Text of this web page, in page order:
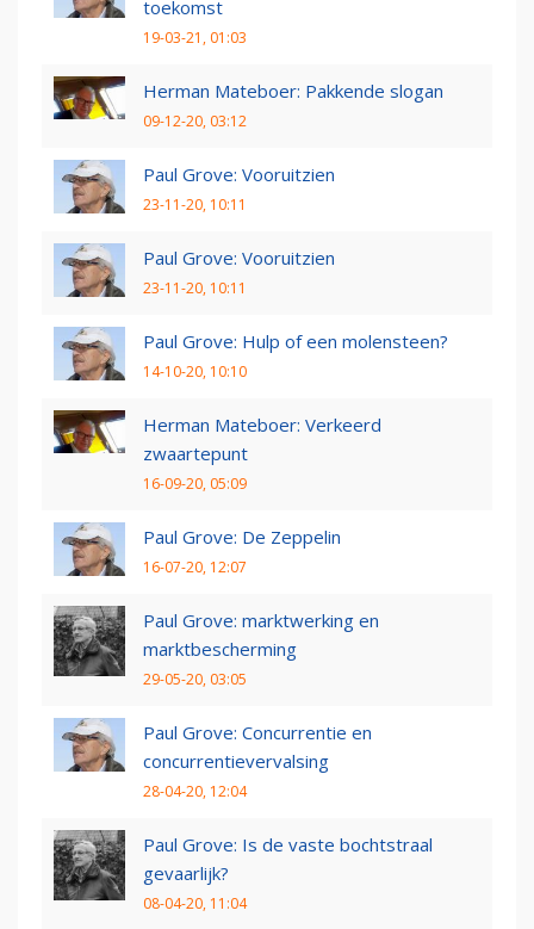
toekomst
19-03-21, 01:03
Herman Mateboer: Pakkende slogan
09-12-20, 03:12
Paul Grove: Vooruitzien
23-11-20, 10:11
Paul Grove: Vooruitzien
23-11-20, 10:11
Paul Grove: Hulp of een molensteen?
14-10-20, 10:10
Herman Mateboer: Verkeerd
zwaartepunt
16-09-20, 05:09
Paul Grove: De Zeppelin
16-07-20, 12:07
Paul Grove: marktwerking en
marktbescherming
29-05-20, 03:05
Paul Grove: Concurrentie en
concurrentievervalsing
28-04-20, 12:04
Paul Grove: Is de vaste bochtstraal
gevaarlijk?
08-04-20, 11:04